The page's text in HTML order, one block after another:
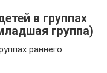
в группах
группа)
раннего